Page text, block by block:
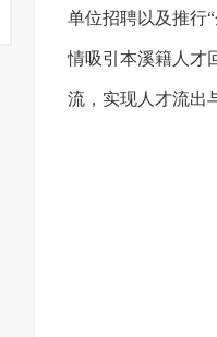
单位招聘以及推行
情吸引本溪籍人才
流，实现人才流出